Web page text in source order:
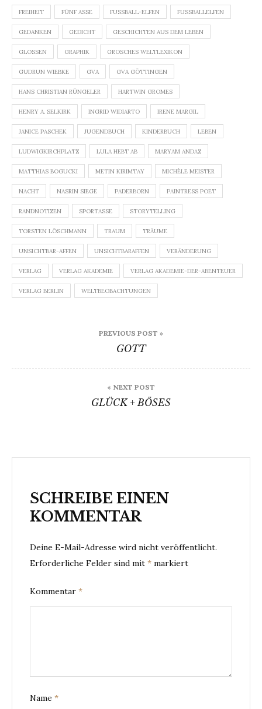
FREIHEIT FÜNF ASSE FUSSBALL-ELFEN FUSSBALLELFEN
GEDANKEN GEDICHT GESCHICHTEN AUS DEM LEBEN
GLOSSEN GRAPHIK GROSCHES WELTLEXIKON
GUDRUN WIEBKE GVA GVA GÖTTINGEN
HANS CHRISTIAN RÜNGELER HARTWIN GROMES
HENRY A. SELKIRK INGRID WIDIARTO IRENE MARGIL
JANICE PASCHEK JUGENDBUCH KINDERBUCH LEBEN
LUDWIGKIRCHPLATZ LULA HEBT AB MARYAM ANDAZ
MATTHIAS BOGUCKI METIN KIRIMTAY MICHÈLE MEISTER
NACHT NASRIN SIEGE PADERBORN PAINTRESS POET
RANDNOTIZEN SPORTASSE STORYTELLING
TORSTEN LÖSCHMANN TRAUM TRÄUME
UNSICHTBAR-AFFEN UNSICHTBARAFFEN VERÄNDERUNG
VERLAG VERLAG AKADEMIE VERLAG AKADEMIE-DER-ABENTEUER
VERLAG BERLIN WELTBEOBACHTUNGEN
PREVIOUS POST »
GOTT
« NEXT POST
GLÜCK + BÖSES
SCHREIBE EINEN
KOMMENTAR
Deine E-Mail-Adresse wird nicht veröffentlicht.
Erforderliche Felder sind mit * markiert
Kommentar *
Name *